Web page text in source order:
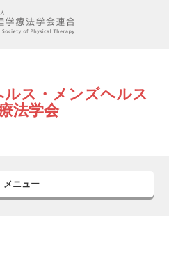
ルス・メンズヘルス
法学会
メニュー